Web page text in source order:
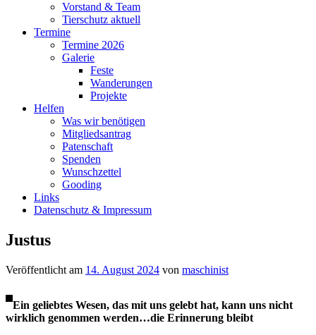
Vorstand & Team
Tierschutz aktuell
Termine
Termine 2026
Galerie
Feste
Wanderungen
Projekte
Helfen
Was wir benötigen
Mitgliedsantrag
Patenschaft
Spenden
Wunschzettel
Gooding
Links
Datenschutz & Impressum
Justus
Veröffentlicht am 14. August 2024 von maschinist
Ein geliebtes Wesen, das mit uns gelebt hat, kann uns nicht
wirklich genommen werden…die Erinnerung bleibt